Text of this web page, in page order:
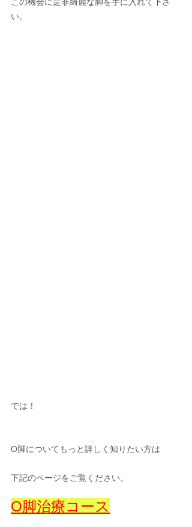
い。
では！
O脚についてもっと詳しく知りたい方は
下記のページをご覧ください。
O脚治療コース